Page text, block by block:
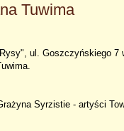
Tuwima
ul. Goszczyńskiego 7
Syrzistie - artyści